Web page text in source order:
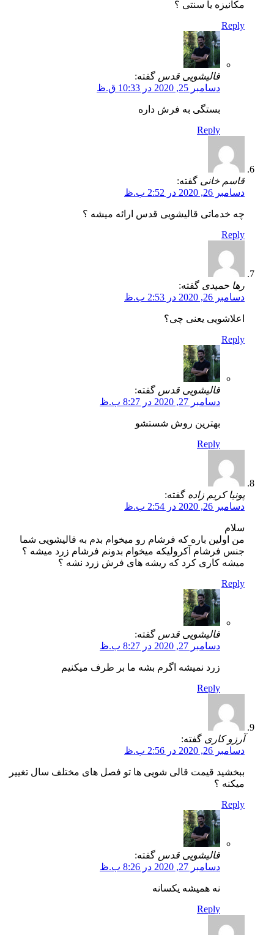
مکانیزه یا سنتی ؟
Reply
قالیشویی قدس گفته:
دسامبر 25, 2020 در 10:33 ق.ظ
بستگی به فرش داره
Reply
قاسم خانی گفته:
دسامبر 26, 2020 در 2:52 ب.ظ
چه خدماتی قالیشویی قدس ارائه میشه ؟
Reply
رها حمیدی گفته:
دسامبر 26, 2020 در 2:53 ب.ظ
اعلاشویی یعنی چی؟
Reply
قالیشویی قدس گفته:
دسامبر 27, 2020 در 8:27 ب.ظ
بهترین روش شستشو
Reply
پونیا کریم زاده گفته:
دسامبر 26, 2020 در 2:54 ب.ظ
سلام
من اولین باره که فرشام رو میخوام بدم به قالیشویی شما
جنس فرشام آکرولیکه میخوام بدونم فرشام زرد میشه ؟
میشه کاری کرد که ریشه های فرش زرد نشه ؟
Reply
قالیشویی قدس گفته:
دسامبر 27, 2020 در 8:27 ب.ظ
زرد نمیشه اگرم بشه ما بر طرف میکنیم
Reply
آرزو کاری گفته:
دسامبر 26, 2020 در 2:56 ب.ظ
ببخشید قیمت قالی شویی ها تو فصل های مختلف سال تغییر
میکنه ؟
Reply
قالیشویی قدس گفته:
دسامبر 27, 2020 در 8:26 ب.ظ
نه همیشه یکسانه
Reply